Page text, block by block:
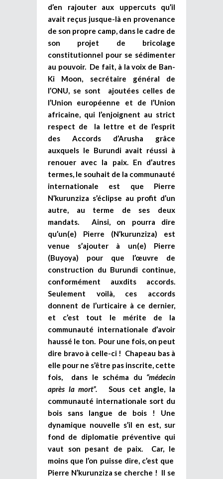
d’en rajouter aux uppercuts qu’il
avait reçus jusque-là en provenance
de son propre camp, dans le cadre de
son projet de bricolage
constitutionnel pour se sédimenter
au pouvoir. De fait, à la voix de Ban-
Ki Moon, secrétaire général de
l’ONU, se sont ajoutées celles de
l’Union européenne et de l’Union
africaine, qui l’enjoignent au strict
respect de la lettre et de l’esprit
des Accords d’Arusha grâce
auxquels le Burundi avait réussi à
renouer avec la paix. En d’autres
termes, le souhait de la communauté
internationale est que Pierre
N’kurunziza s’éclipse au profit d’un
autre, au terme de ses deux
mandats. Ainsi, on pourra dire
qu’un(e) Pierre (N’kurunziza) est
venue s’ajouter à un(e) Pierre
(Buyoya) pour que l’œuvre de
construction du Burundi continue,
conformément auxdits accords.
Seulement voilà, ces accords
donnent de l’urticaire à ce dernier,
et c’est tout le mérite de la
communauté internationale d’avoir
haussé le ton. Pour une fois, on peut
dire bravo à celle-ci ! Chapeau bas à
elle pour ne s’être pas inscrite, cette
fois, dans le schéma du “médecin
après la mort”. Sous cet angle, la
communauté internationale sort du
bois sans langue de bois ! Une
dynamique nouvelle s’il en est, sur
fond de diplomatie préventive qui
vaut son pesant de paix. Car, le
moins que l’on puisse dire, c’est que
Pierre N’kurunziza se cherche ! Il se